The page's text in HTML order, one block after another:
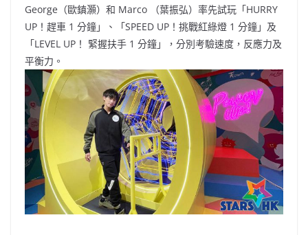
George（歐鎮灝）和 Marco （葉振弘）率先試玩「HURRY
UP！趕車 1 分鐘」、「SPEED UP！挑戰紅綠燈 1 分鐘」及
「LEVEL UP！ 緊握扶手 1 分鐘」，分別考驗速度，反應力及
平衡力。